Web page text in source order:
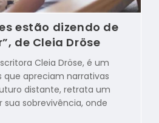
estão dizendo de
de Cleia Dröse
Cleia Dröse, é um
que apreciam narrativas
distante, retrata um
sua sobrevivência, onde